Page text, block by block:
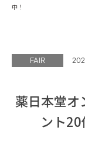
中！
FAIR
薬日本堂
ント20
食品